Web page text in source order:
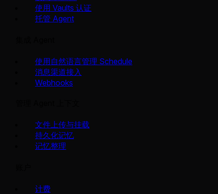
使用 Vaults 认证
托管 Agent
使用自然语言管理 Schedule
消息渠道接入
Webhooks
文件上传与挂载
持久化记忆
记忆整理
计费